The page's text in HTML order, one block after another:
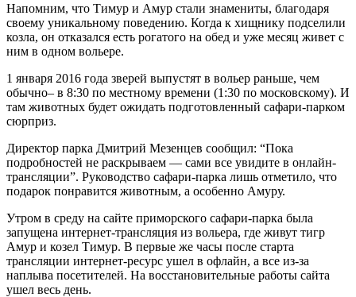
Напомним, что Тимур и Амур стали знамениты, благодаря
своему уникальному поведению. Когда к хищнику подселили
козла, он отказался есть рогатого на обед и уже месяц живет с
ним в одном вольере.
1 января 2016 года зверей выпустят в вольер раньше, чем
обычно– в 8:30 по местному времени (1:30 по московскому). И
там животных будет ожидать подготовленный сафари-парком
сюрприз.
Директор парка Дмитрий Мезенцев сообщил: “Пока
подробностей не раскрываем — сами все увидите в онлайн-
трансляции”. Руководство сафари-парка лишь отметило, что
подарок понравится животным, а особенно Амуру.
Утром в среду на сайте приморского сафари-парка была
запущена интернет-трансляция из вольера, где живут тигр
Амур и козел Тимур. В первые же часы после старта
трансляции интернет-ресурс ушел в офлайн, а все из-за
наплыва посетителей. На восстановительные работы сайта
ушел весь день.